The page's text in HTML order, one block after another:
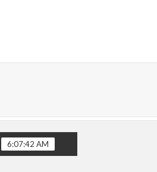
Jak działa buddyzm i jakie
6:07:43 AM